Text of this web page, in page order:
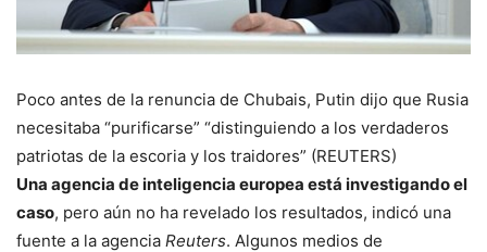
Poco antes de la renuncia de Chubais, Putin dijo que Rusia
necesitaba “purificarse” “distinguiendo a los verdaderos
patriotas de la escoria y los traidores” (REUTERS)
Una agencia de inteligencia europea está investigando el
caso, pero aún no ha revelado los resultados, indicó una
fuente a la agencia Reuters. Algunos medios de